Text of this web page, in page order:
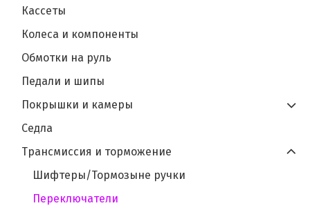
Кассеты
Колеса и компоненты
Обмотки на руль
Педали и шипы
Покрышки и камеры
Седла
Трансмиссия и торможение
Шифтеры/Тормозыне ручки
Переключатели